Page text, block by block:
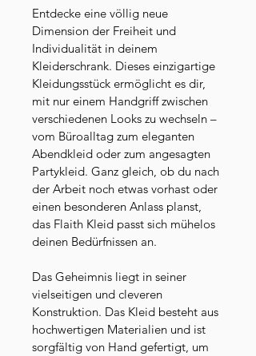
Entdecke eine völlig neue
Dimension der Freiheit und
Individualität in deinem
Kleiderschrank. Dieses einzigartige
Kleidungsstück ermöglicht es dir,
mit nur einem Handgriff zwischen
verschiedenen Looks zu wechseln –
vom Büroalltag zum eleganten
Abendkleid oder zum angesagten
Partykleid. Ganz gleich, ob du nach
der Arbeit noch etwas vorhast oder
einen besonderen Anlass planst,
das Flaith Kleid passt sich mühelos
deinen Bedürfnissen an.
Das Geheimnis liegt in seiner
vielseitigen und cleveren
Konstruktion. Das Kleid besteht aus
hochwertigen Materialien und ist
sorgfältig von Hand gefertigt, um